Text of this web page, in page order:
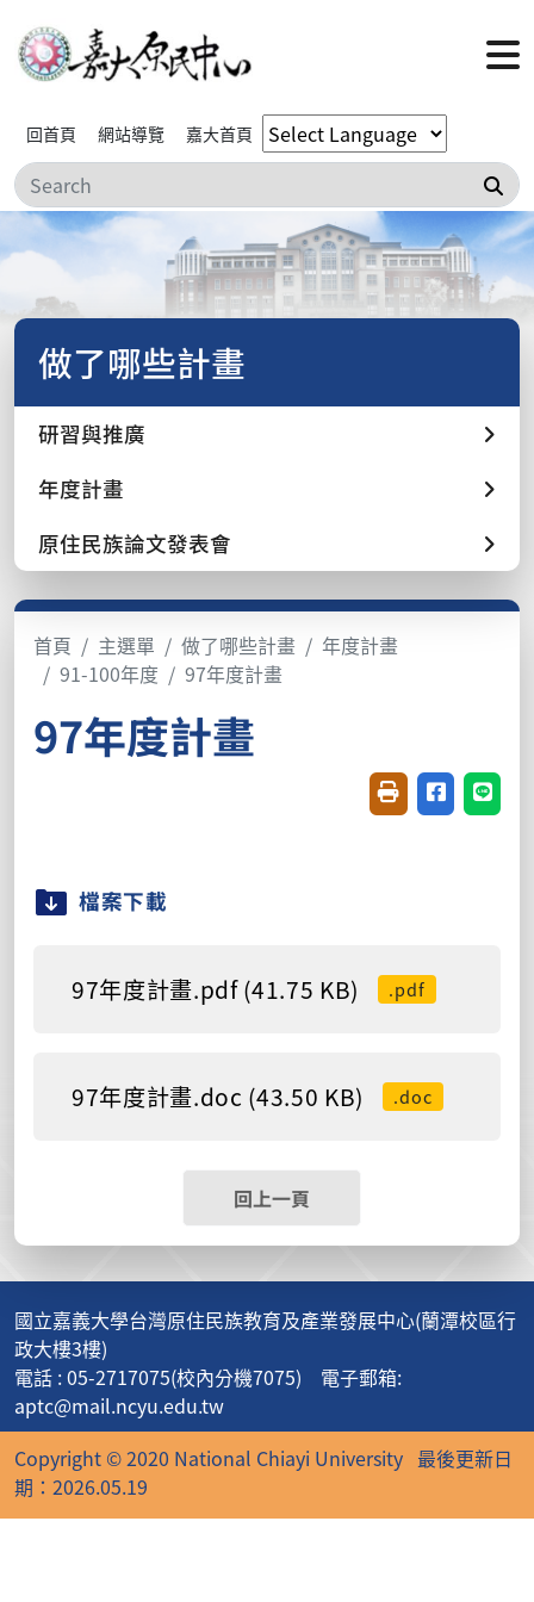
回首頁 網站導覽 嘉大首頁
搜
做了哪些計畫
研習與推廣
年度計畫
原住民族論文發表會
首頁 主選單 做了哪些計畫
年度計畫
91-100年度
97年度計畫
97年度計畫
友善列印(開新視
分享至臉書
分享
檔案下載
97年度計畫.pdf (41.75 KB) .pdf
97年度計畫.doc (43.50 KB) .doc
回上一頁
國立嘉義大學台灣原住民族教育及產業發展中心(蘭潭校區行
政大樓3樓)
電話 : 05-2717075(校內分機7075) 電子郵箱:
aptc@mail.ncyu.edu.tw
Copyright © 2020 National Chiayi University 最後更新日
期：2026.05.19